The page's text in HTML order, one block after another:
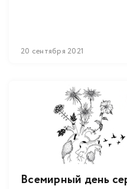
20 сентября 2021
Всемирный день